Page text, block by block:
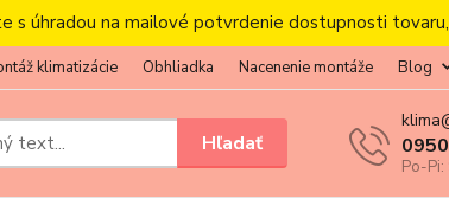
s úhradou na mailové potvrdenie dostupnosti
klimatizácie Obhliadka Nacenenie montáže Blog
Hľadať
Po-